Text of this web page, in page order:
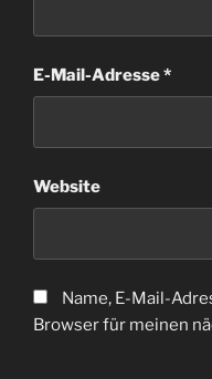
E-Mail-Adresse*
Website
Name, E-Mail-
Browser für meinen